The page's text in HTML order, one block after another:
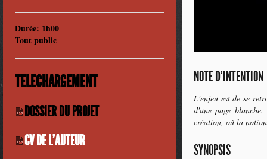
NOTE D'INTENTION
L'enjeu est de se
d'une page
création, où la
SYNOPSIS
Durée: 1h00
Tout public
TELECHARGEMENT
DOSSIER DU PROJET
CV DE L'AUTEUR